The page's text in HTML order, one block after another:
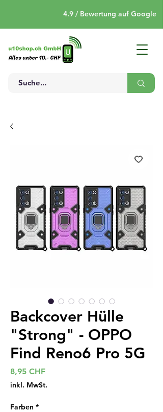
4.9 / Bewertung auf Google
Backcover Hülle
"Strong" - OPPO
Find Reno6 Pro 5G
8,95 CHFPreis
inkl. MwSt.
Farben *